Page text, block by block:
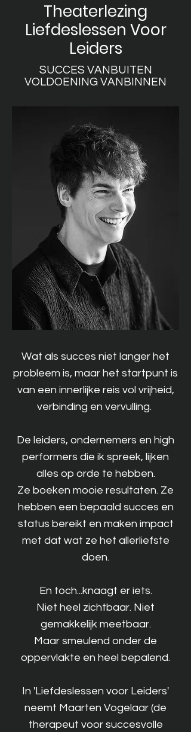
Theaterlezing
Liefdeslessen Voor
Leiders
SUCCES VANBUITEN
VOLDOENING VANBINNEN
Wat als succes niet langer het
probleem is, maar het startpunt is
van een innerlijke reis vol vrijheid,
verbinding en vervulling.
De leiders, ondernemers en high
performers die ik spreek, lijken
alles op orde te hebben.
Ze boeken mooie resultaten. Ze
hebben een bepaald succes en
status bereikt en maken impact
met dat wat ze het allerliefste
doen.
En toch...knaagt er iets.
Niet heel zichtbaar. Niet
gemakkelijk meetbaar.
Maar smeulend onder de
oppervlakte en heel bepalend.
In 'Liefdeslessen voor Leiders'
neemt Maarten Vogelaar (de
therapeut voor succesvolle